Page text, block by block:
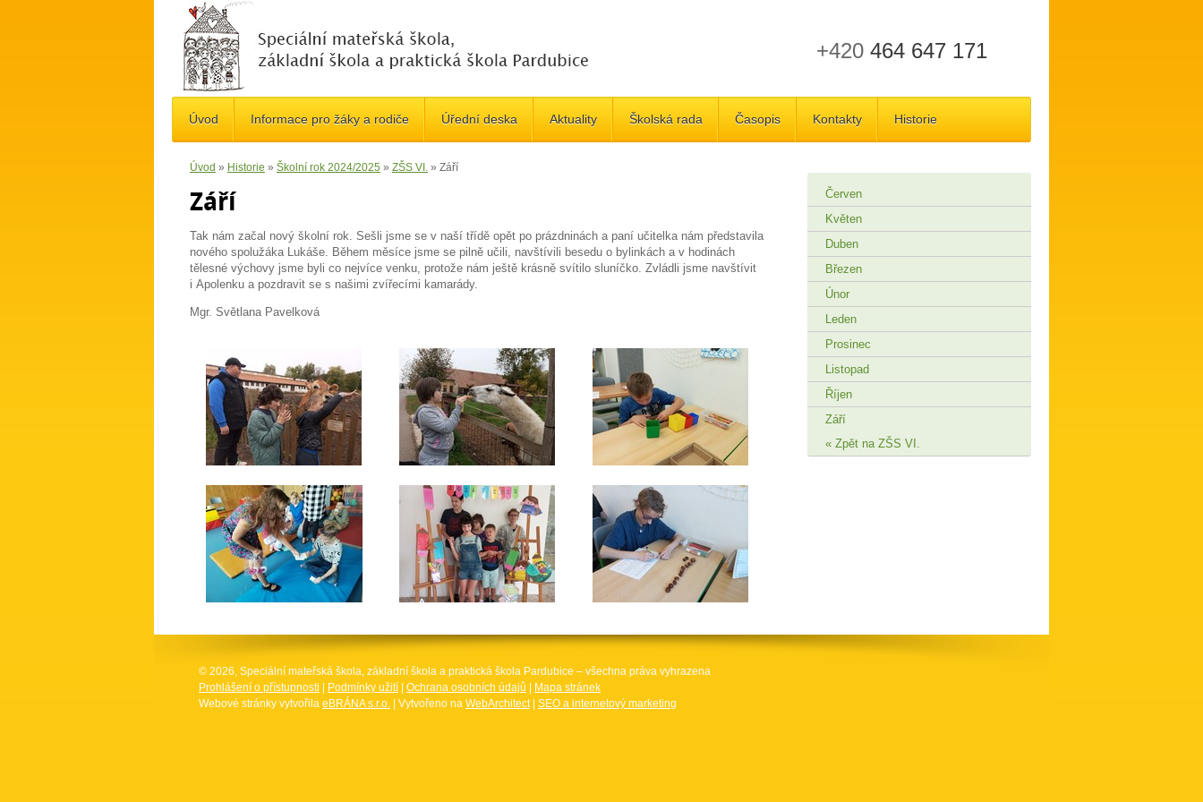
+420 464 647 171
Úvod Informace pro žáky a rodiče Úřední deska Aktuality Školská rada Časopis Kontakty Historie
Úvod » Historie » Školní rok 2024/2025 » ZŠS VI. » Září
Září
Tak nám začal nový školní rok. Sešli jsme se v naší třídě opět po prázdninách a paní učitelka nám představila
nového spolužáka Lukáše. Během měsíce jsme se pilně učili, navštívili besedu o bylinkách a v hodinách
tělesné výchovy jsme byli co nejvíce venku, protože nám ještě krásně svítilo sluníčko. Zvládli jsme navštívit
i Apolenku a pozdravit se s našimi zvířecími kamarády.
Mgr. Světlana Pavelková
Červen
Květen
Duben
Březen
Únor
Leden
Prosinec
Listopad
Říjen
Září
Zpět na ZŠS VI.
© 2026, Speciální mateřská škola, základní škola a praktická škola Pardubice – všechna práva vyhrazena
Prohlášení o přístupnosti
Podmínky užití Ochrana osobních údajů
Mapa stránek
Webové stránky vytvořila eBRÁNA s.r.o. | Vytvořeno na WebArchitect| SEO a internetový marketing